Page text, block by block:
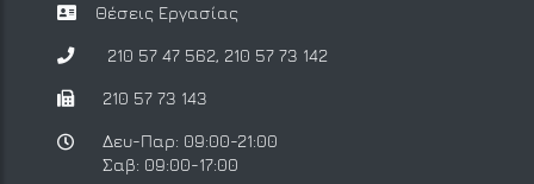
Θέσεις Εργασίας
210 57 47 562, 210 57 73 142
210 57 73 143
Δευ-Παρ: 09:00-21:00
Σαβ: 09:00-17:00